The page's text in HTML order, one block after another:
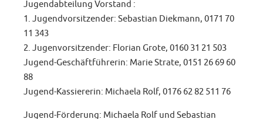
Jugendabteilung Vorstand :
1. Jugendvorsitzender: Sebastian Diekmann, 0171 70
11 343
2. Jugenvorsitzender: Florian Grote, 0160 31 21 503
Jugend-Geschäftführerin: Marie Strate, 0151 26 69 60
88
Jugend-Kassiererin: Michaela Rolf, 0176 62 82 511 76
Jugend-Förderung: Michaela Rolf und Sebastian